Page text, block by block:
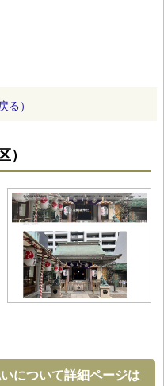
る）
）
について詳細ページは